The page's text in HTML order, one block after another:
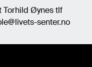
Torhild Øynes tlf
senter.no